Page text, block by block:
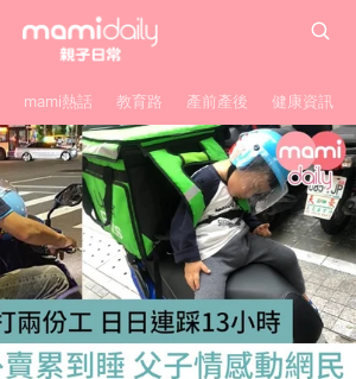
mami熱話 教育路 產前產後 健康資訊